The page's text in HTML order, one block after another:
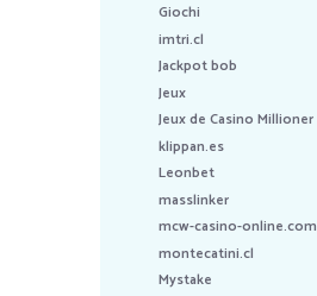
Giochi
imtri.cl
Jackpot bob
Jeux
Jeux de Casino Millioner
klippan.es
Leonbet
masslinker
mcw-casino-online.com
montecatini.cl
Mystake